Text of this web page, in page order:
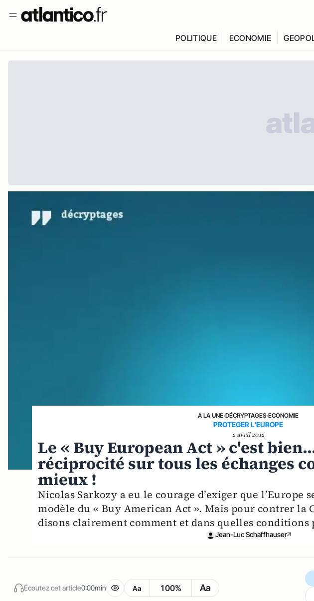
POLITIQUE ECONOMIE
A LA UNE›DÉCRYPTAGES›ECONOMIE
PROTEGER L'EUROPE
2 avril 2012
Le « Buy European Act » c'est
réciprocité sur tous les échanges
mieux !
Nicolas Sarkozy a eu le courage d’exiger que l’Europe
modèle du « Buy American Act ». Mais pour contrer la
disons clairement comment et dans quelles conditions
Jean-Luc Schaffhauser
Écoutez cet article0:00min Aa 100% Aa